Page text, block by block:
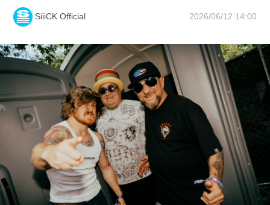
SiiiCK Official 2026/06/12 14:00